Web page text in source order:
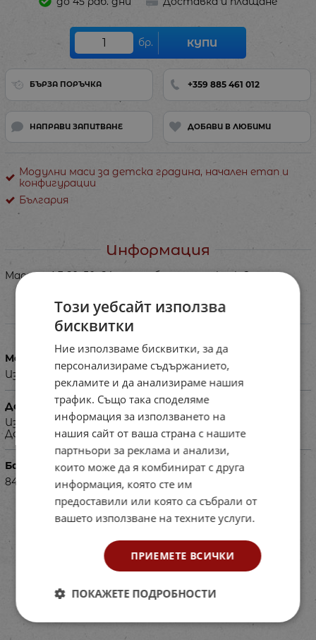
бр. КУПИ
БЪРЗА ПОРЪЧКА +359 885 461 012
НАПРАВИ ЗАПИТВАНЕ ДОБАВИ В ЛЮБИМИ
Модулни маси за детска градина, начален етап и
конфигурации
България
Информация
Маса за ДГ 60х50х64 със заоблени ъгли, крак Роси.
Характеристики
Материал
Изработени от ЛПДЧ, здрава метална конструкция.
Допълнителна информация
Изисква се авансово плащане на 50% от сумата.
Доставя се в сглобен вид.
Баркод (ISBN, UPC, др.)
84021689
Този уебсайт използва
бисквитки
Ние използваме бисквитки, за да
персонализираме съдържанието,
рекламите и да анализираме нашия
трафик. Също така споделяме
информация за използването на
нашия сайт от ваша страна с нашите
партньори за реклама и анализи,
които може да я комбинират с друга
информация, която сте им
предоставили или която са събрали от
вашето използване на техните услуги.
ПРИЕМЕТЕ ВСИЧКИ
ПОКАЖЕТЕ ПОДРОБНОСТИ